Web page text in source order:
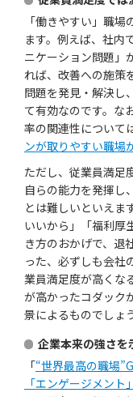
「働きやすい」職
ます。例えば、社内
ニケーション問題」
れば、改善への施策
問題を発見・解決し
て有効なのです。な
率の関連性について
ンが取りやすい職場
ただし、従業員満足
自らの能力を発揮し
とは難しいといえま
いいから」「福利厚
き方のおかげで、退
った、必ずしも会社
業員満足度が高くな
が高かったコダック
景によるものでしょう
企業本来の強さを
「“世界最高の職場
「エンゲージメント